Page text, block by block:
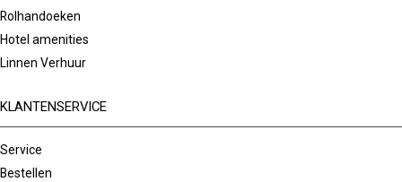
Rolhandoeken
Hotel amenities
Linnen Verhuur
KLANTENSERVICE
Service
Bestellen